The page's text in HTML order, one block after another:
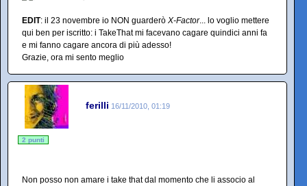
EDIT: il 23 novembre io NON guarderò X-Factor... lo voglio mettere
qui ben per iscritto: i TakeThat mi facevano cagare quindici anni fa
e mi fanno cagare ancora di più adesso!
Grazie, ora mi sento meglio
ferilli 16/11/2010, 01:19
2 punti
Non posso non amare i take that dal momento che li associo al